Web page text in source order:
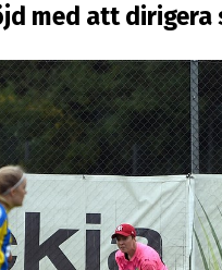
med att